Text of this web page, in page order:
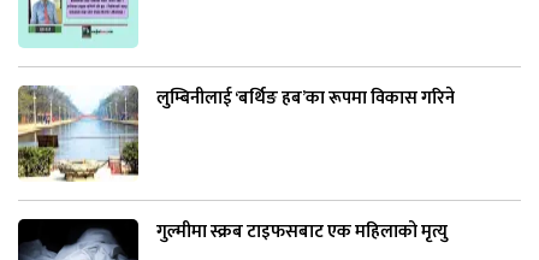
लुम्बिनीलाई ‘बर्थिङ हब’का रूपमा विकास गरिने
गुल्मीमा स्क्रब टाइफसबाट एक महिलाको मृत्यु